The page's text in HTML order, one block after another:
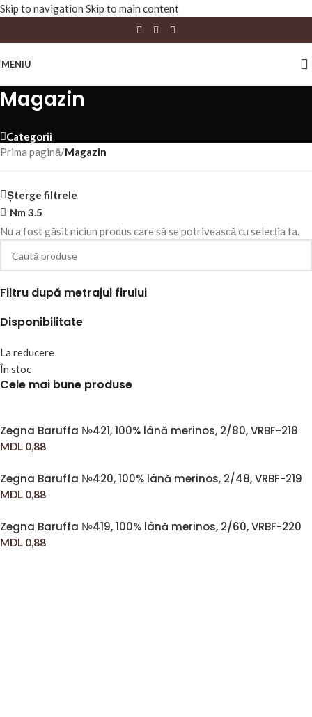
Skip to navigation Skip to main content
MENIU
Magazin
Categorii
Filtru după metrajul firului
Disponibilitate
La reducere
În stoc
Cele mai bune produse
Zegna Baruffa №421, 100% lână merinos, 2/80, VRBF-218
MDL 0,88
Zegna Baruffa №420, 100% lână merinos, 2/48, VRBF-219
MDL 0,88
Zegna Baruffa №419, 100% lână merinos, 2/60, VRBF-220
MDL 0,88
Prima pagină/Magazin
Șterge filtrele
Nm 3.5
Nu a fost găsit niciun produs care să se potrivească cu selecția ta.